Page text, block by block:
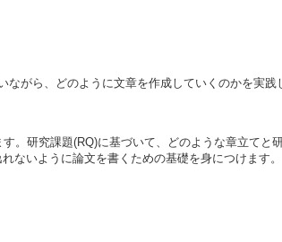
ながら、どのように文章を作成していくのかを実
。研究課題(RQ)に基づいて、どのような章立て
ないように論文を書くための基礎を身につけます。